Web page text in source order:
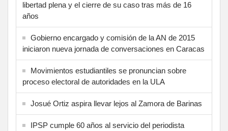
libertad plena y el cierre de su caso tras más de 16
años
Gobierno encargado y comisión de la AN de 2015
iniciaron nueva jornada de conversaciones en Caracas
Movimientos estudiantiles se pronuncian sobre
proceso electoral de autoridades en la ULA
Josué Ortiz aspira llevar lejos al Zamora de Barinas
IPSP cumple 60 años al servicio del periodista